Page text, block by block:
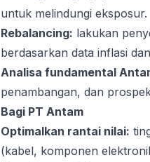
untuk melindungi eksposur.
Rebalancing: lakukan
berdasarkan data inflasi
Analisa fundamental
penambangan, dan
Bagi PT Antam
Optimalkan rantai nilai:
(kabel, komponen